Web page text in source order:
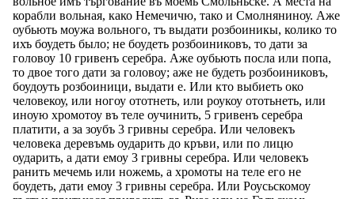
корабли вольная, како Немечичю, тако и Смолняниноу. Аже
оубьють моужа вольного, тъ выдати розбоиникы, колико то
ихъ боудеть было; не боудеть розбоиниковъ, то дати за
головоу 10 гривенъ серебра. Аже оубьють посла или попа,
то двое того дати за головоу; аже не будеть розбоиниковъ,
боудоуть розбоиници, выдати е. Или кто выбиеть око
человекоу, или ногоу ототнеть, или роукоу ототьнеть, или
иноую хромотоу въ теле оучинить, 5 гривенъ серебра
платити, а за зоубъ 3 гривны серебра. Или человекъ
человека деревъмь оударить до кръви, или по лицю
оударить, а дати емоу 3 гривны серебра. Или человекъ
ранить мечемь или ножемь, а хромоты на теле его не
боудеть, дати емоу 3 гривны серебра. Или Роусьскомоу